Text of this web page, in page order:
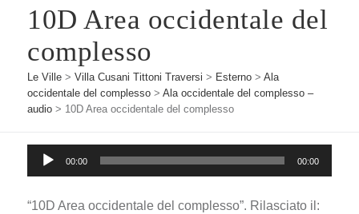
10D Area occidentale del
complesso
Le Ville >Villa Cusani Tittoni Traversi > Esterno >Ala
occidentale del complesso >Ala occidentale del complesso –
audio > 10D Area occidentale del complesso
Player
00:00 00:00
“10D Area occidentale del complesso”. Rilasciato il: